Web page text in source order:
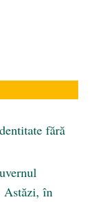
fără
Astăzi, în